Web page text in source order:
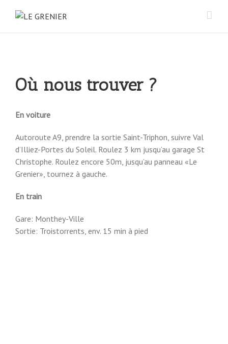
Où nous trouver ?
En voiture
Autoroute A9, prendre la sortie Saint-Triphon, suivre Val
d’Illiez-Portes du Soleil. Roulez 3 km jusqu’au garage St
Christophe. Roulez encore 50m, jusqu’au panneau «Le
Grenier», tournez à gauche.
En train
Gare: Monthey-Ville
Sortie: Troistorrents, env. 15 min à pied